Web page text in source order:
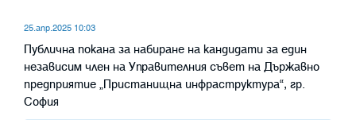
25.апр.2025 10:03
Публична покана за набиране на кандидати за един
независим член на Управителния съвет на Държавно
предприятие „Пристанищна инфраструктура“, гр.
София